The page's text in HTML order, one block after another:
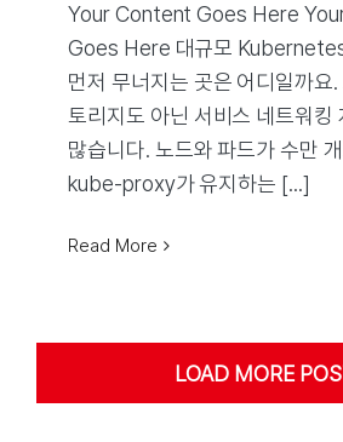
Your Content Goes Here
Goes Here 대규모
먼저 무너지는 곳은 어디일까요
토리지도 아닌 서비스 네트워킹
많습니다. 노드와 파드가 수만
kube-proxy가 유지하는 [...]
Read More
LOAD MORE